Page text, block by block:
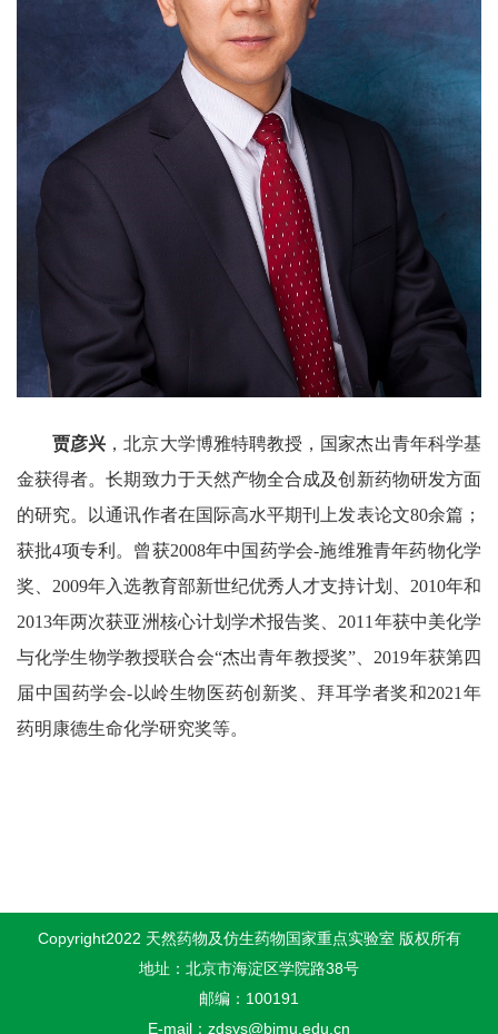
贾彦兴 ，北京大学博雅特聘教授，国家杰出青年科学基
金获得者。长期致力于天然产物全合成及创新药物研发方面
的研究。以通讯作者在国际高水平期刊上发表论文80余篇；
获批4项专利。曾获2008年中国药学会-施维雅青年药物化学
奖、 2009年入选教育部新世纪优秀人才支持计划、 2010年和
2013年两次获亚洲核心计划学术报告奖、 2011 年获中美化学
与化学生物学教授联合会“杰出青年教授奖” 2019年获第四
届中国药学会- 以岭生物医药创新奖、拜耳学者奖和2021 年
药明康德生命化学研究奖等。
Copyright2022 天然药物及仿生药物国家重点实验室 版权所有
地址：北京市海淀区学院路38号
邮编：100191
E-mail：zdsys@bjmu.edu.cn